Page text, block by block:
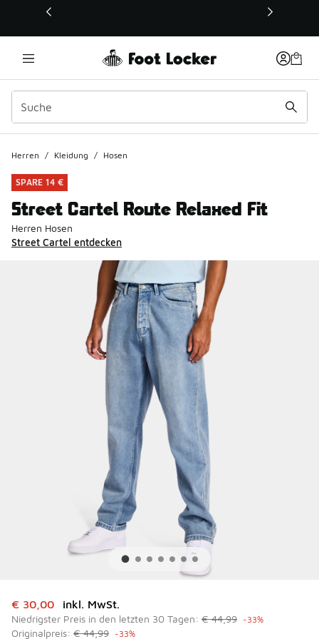
Dieser Link öffnet sich in einem neuen Fenster
Herren / Kleidung / Hosen
SPARE 14 €
Street Cartel Route Relaxed Fit
Herren Hosen
Street Cartel entdecken
Dieser Artikel ist im Sale. Der Preis ist von auf € 30,00
€ 30,00 inkl. MwSt.
Niedrigster Preis in den letzten 30 Tagen: € 44,99 -33%
Originalpreis: € 44,99 -33%